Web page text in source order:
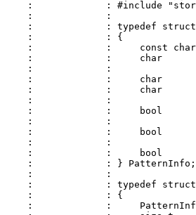
:             : #include
:             :
:             : typedef
:             : {
:             :     const
:             :     char
:             :
:             :     char
:             :     char
:             :
:             :     bool
:             :
:             :     bool
:             :
:             :     bool
:             : } PatternInfo;
:             :
:             : typedef
:             : {
:             :